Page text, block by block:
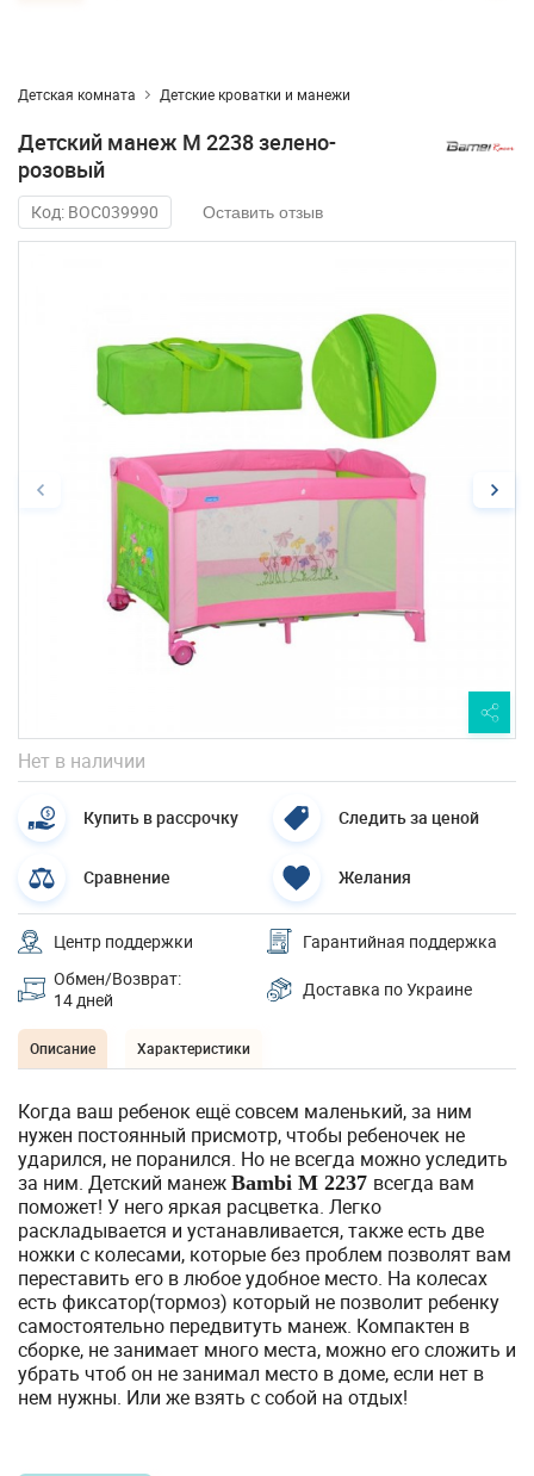
Детская комната Детские кроватки и манежи
Детский манеж M 2238 зелено-
розовый
Код: BOC039990 Оставить отзыв
Нет в наличии
Купить в рассрочку Следить за ценой
Сравнение Желания
Центр поддержки
Гарантийная поддержка
Обмен/Возврат:
14 дней
Доставка по Украине
Описание Характеристики
Когда ваш ребенок ещё совсем маленький, за ним
нужен постоянный присмотр, чтобы ребеночек не
ударился, не поранился. Но не всегда можно уследить
за ним. Детский манеж Bambi M 2237 всегда вам
поможет! У него яркая расцветка. Легко
раскладывается и устанавливается, также есть две
ножки с колесами, которые без проблем позволят вам
переставить его в любое удобное место. На колесах
есть фиксатор(тормоз) который не позволит ребенку
самостоятельно передвитуть манеж. Компактен в
сборке, не занимает много места, можно его сложить и
убрать чтоб он не занимал место в доме, если нет в
нем нужны. Или же взять с собой на отдых!